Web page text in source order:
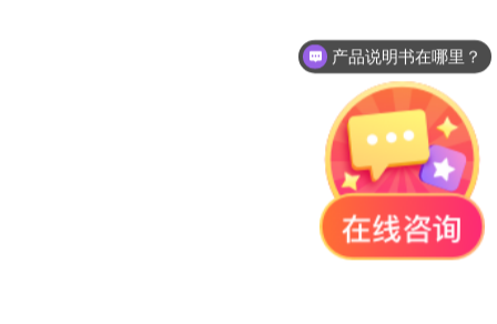
产品说明书在哪里？
如何下单？